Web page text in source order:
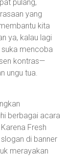
pulang,
yang
kita
ya, kalau lagi
suka mencoba
kontras—
ungu tua.
berbagai acara
Fresh
di banner
merayakan